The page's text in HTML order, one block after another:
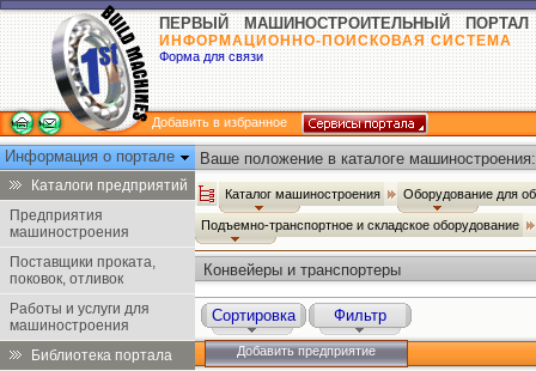
ПЕРВЫЙ МАШИНОСТРОИТЕЛЬНЫЙ ПОРТАЛ
ИНФОРМАЦИОННО-ПОИСКОВАЯ СИСТЕМА
Форма для связи
Добавить в избранное
Информация о портале
Каталоги предприятий
Предприятия
машиностроения
Поставщики проката,
поковок, отливок
Работы и услуги для
машиностроения
Библиотека портала
Ваше положение в каталоге машиностроения:
Каталог машиностроения Оборудование для
Подъемно-транспортное и складское оборудование
Конвейеры и транспортеры
Сортировка Фильтр
Добавить предприятие